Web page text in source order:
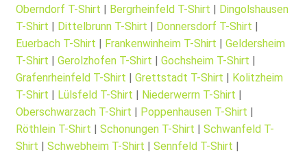
Oberndorf T-Shirt
Bergrheinfeld T-Shirt
Dingolshausen
T-Shirt
Dittelbrunn T-Shirt Donnersdorf T-Shirt
Euerbach T-Shirt
Frankenwinheim T-Shirt
Geldersheim
T-Shirt
Gerolzhofen T-Shirt Gochsheim T-Shirt
Grafenrheinfeld T-Shirt
Grettstadt T-Shirt
Kolitzheim
T-Shirt
Lülsfeld T-Shirt Niederwerrn T-Shirt
Oberschwarzach T-Shirt
Poppenhausen T-Shirt
Röthlein T-Shirt
Schonungen T-Shirt
Schwanfeld T-
Shirt
Schwebheim T-Shirt Sennfeld T-Shirt